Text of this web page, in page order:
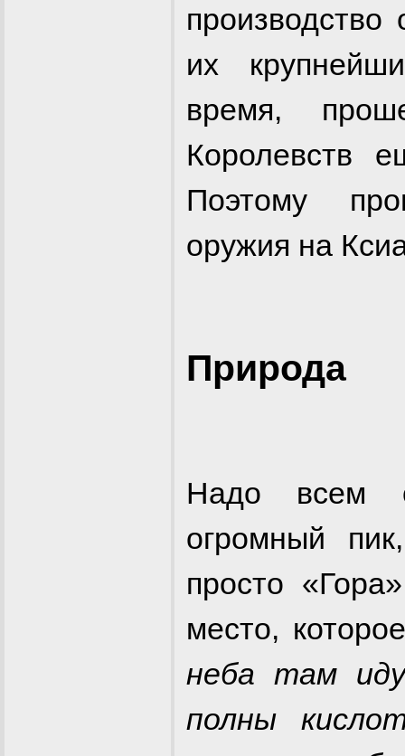
их
время,
Королевств
Поэтому
оружия на
Природа
Надo всем
огромный
просто
место,
неба там
полны